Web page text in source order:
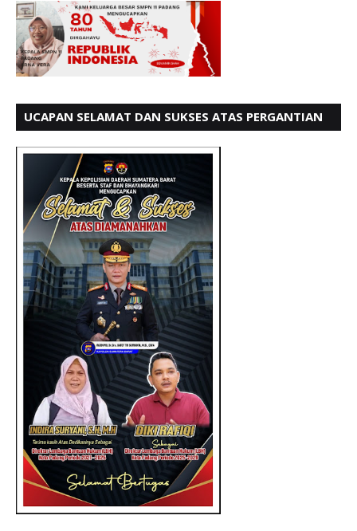
UCAPAN SELAMAT DAN SUKSES ATAS PERGANTIAN